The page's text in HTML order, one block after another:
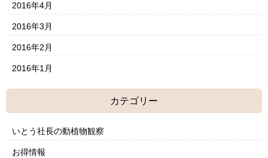
2016年4月
2016年3月
2016年2月
2016年1月
カテゴリー
いとう社長の動植物観察
お得情報